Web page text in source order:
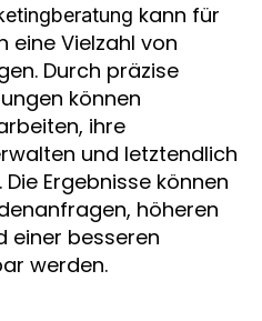
kann für
eine Vielzahl von
Durch präzise
können
ihre
und letztendlich
Ergebnisse können
höheren
einer besseren
werden.